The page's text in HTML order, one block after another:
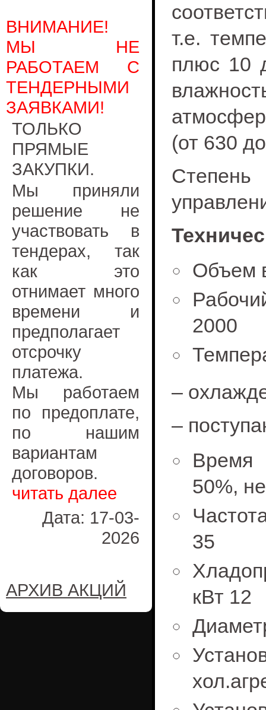
ВНИМАНИЕ!
МЫ НЕ
РАБОТАЕМ С
ТЕНДЕРНЫМИ
ЗАЯВКАМИ!
ТОЛЬКО
ПРЯМЫЕ
ЗАКУПКИ.
Мы приняли
решение не
участвовать в
тендерах, так
как это
отнимает много
времени и
предполагает
отсрочку
платежа.
Мы работаем
по предоплате,
по нашим
вариантам
договоров.
читать далее
Дата: 17-03-
2026
АРХИВ АКЦИЙ
т.е.
плюс 10
(от 630
Объем
2000
–
–
Время
50%,
35
кВт 12